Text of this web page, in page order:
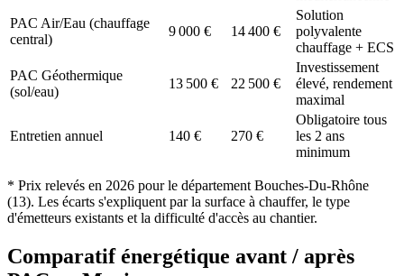
PAC Air/Eau (chauffage
central)
9 000 € 14 400 €
Solution
polyvalente
chauffage + ECS
PAC Géothermique
(sol/eau)
13 500 € 22 500 €
Investissement
élevé, rendement
maximal
Entretien annuel 140 € 270 €
Obligatoire tous
les 2 ans
minimum
* Prix relevés en 2026 pour le département Bouches-Du-Rhône
(13). Les écarts s'expliquent par la surface à chauffer, le type
d'émetteurs existants et la difficulté d'accès au chantier.
Comparatif énergétique avant / après